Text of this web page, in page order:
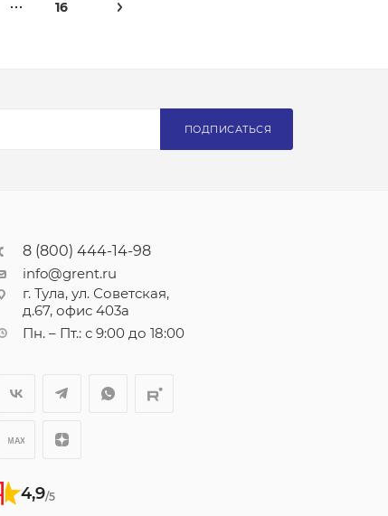
16
ПОДПИСАТЬСЯ
8 (800) 444-14-98
info@grent.ru
г. Тула, ул. Советская,
д.67, офис 403а
Пн. – Пт.: с 9:00 до 18:00
4,9/5